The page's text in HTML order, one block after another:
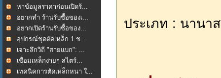
หาข้อมูลราคาก่อนเปิดร้...
อยากทำ ร้านรับซื้อของเ...
อยากเปิดร้านรับซื้อของ...
อุปกรณ์ชุดตัดเหล็ก 1 ช...
เจาะลึกวิถี "สายแบก": ...
เชื่อมเหล็กง่ายๆ สไตร์...
เทคนิคการตัดเหล็กหนา ใ...
ประเภท : นานา